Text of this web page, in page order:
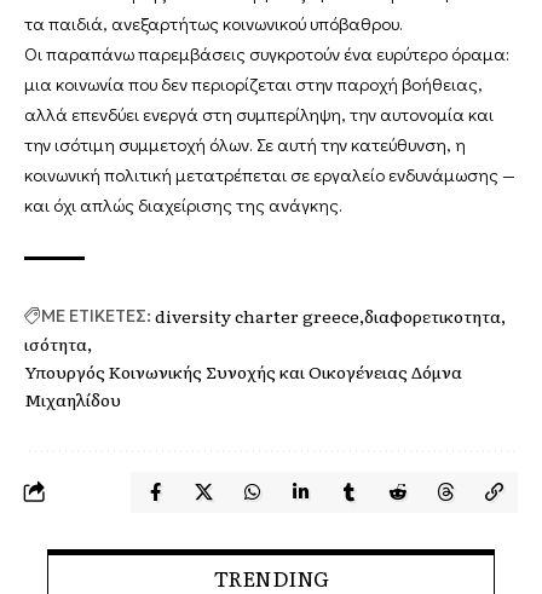
τα παιδιά, ανεξαρτήτως κοινωνικού υπόβαθρου.
Οι παραπάνω παρεμβάσεις συγκροτούν ένα ευρύτερο όραμα:
μια κοινωνία που δεν περιορίζεται στην παροχή βοήθειας,
αλλά επενδύει ενεργά στη συμπερίληψη, την αυτονομία και
την ισότιμη συμμετοχή όλων. Σε αυτή την κατεύθυνση, η
κοινωνική πολιτική μετατρέπεται σε εργαλείο ενδυνάμωσης —
και όχι απλώς διαχείρισης της ανάγκης.
ΜΕ ΕΤΙΚΕΤΕΣ: diversity charter greece διαφορετικοτητα
ισότητα
Υπουργός Κοινωνικής Συνοχής και Οικογένειας Δόμνα
Μιχαηλίδου
TRENDING